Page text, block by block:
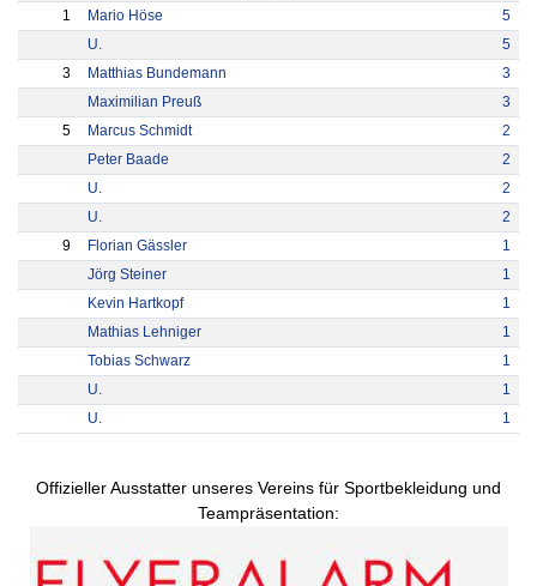
1 Mario Höse
5
U.
5
3
Matthias Bundemann
3
Maximilian Preuß
3
5
Marcus Schmidt
2
Peter Baade
2
U.
2
U.
2
9
Florian Gässler
1
Jörg Steiner
1
Kevin Hartkopf
1
Mathias Lehniger
1
Tobias Schwarz
1
U.
1
U.
1
Offizieller Ausstatter unseres Vereins für Sportbekleidung und
Teampräsentation: